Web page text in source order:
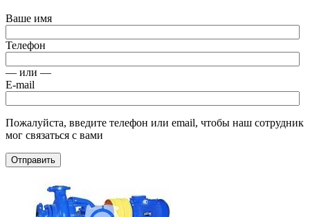
Ваше имя
Телефон
— или —
E-mail
Пожалуйста, введите телефон или email, чтобы наш сотрудник
мог связаться с вами
Отправить